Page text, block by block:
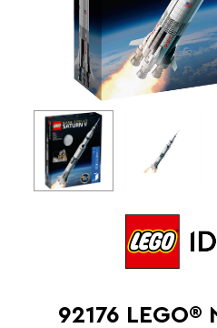
92176 LEGO®